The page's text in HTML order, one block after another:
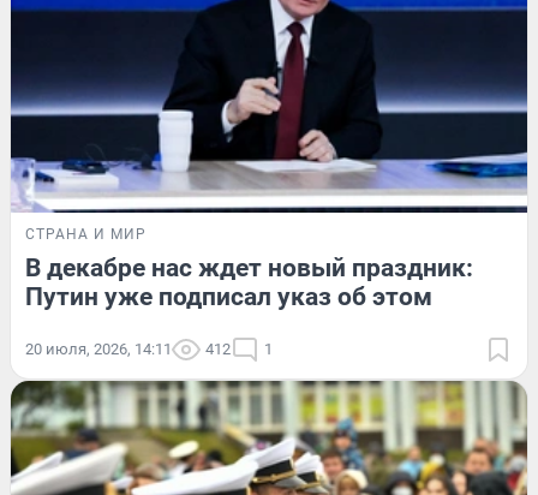
СТРАНА И МИР
В декабре нас ждет новый праздник:
Путин уже подписал указ об этом
20 июля, 2026, 14:11 412 1